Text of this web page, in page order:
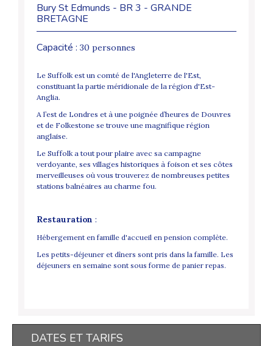
Bury St Edmunds - BR 3 - GRANDE
BRETAGNE
Capacité : 30 personnes
Le Suffolk est un comté de l'Angleterre de l'Est,
constituant la partie méridionale de la région d'Est-
Anglia.
A l’est de Londres et à une poignée d’heures de Douvres
et de Folkestone se trouve une magnifique région
anglaise.
Le Suffolk a tout pour plaire avec sa campagne
verdoyante, ses villages historiques à foison et ses côtes
merveilleuses où vous trouverez de nombreuses petites
stations balnéaires au charme fou.
Restauration :
Hébergement en famille d'accueil en pension complète.
Les petits-déjeuner et dîners sont pris dans la famille. Les
déjeuners en semaine sont sous forme de panier repas.
DATES ET TARIFS